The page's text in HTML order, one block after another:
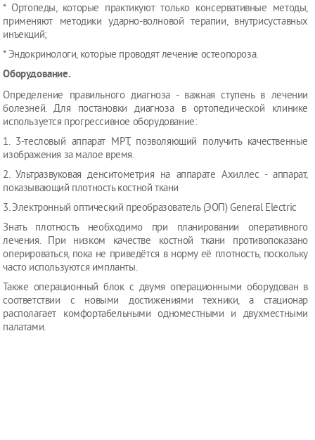
* Ортопеды, которые практикуют только консервативные методы,
применяют методики ударно-волновой терапии, внутрисуставных
инъекций;
* Эндокринологи, которые проводят лечение остеопороза.
Оборудование.
Определение правильного диагноза - важная ступень в лечении
болезней. Для постановки диагноза в ортопедической клинике
используется прогрессивное оборудование:
1. 3-тесловый аппарат МРТ, позволяющий получить качественные
изображения за малое время.
2. Ультразвуковая денситометрия на аппарате Ахиллес - аппарат,
показывающий плотность костной ткани
3. Электронный оптический преобразователь (ЭОП) General Electric
Знать плотность необходимо при планировании оперативного
лечения. При низком качестве костной ткани противопоказано
оперироваться, пока не приведётся в норму её плотность, поскольку
часто используются импланты.
Также операционный блок с двумя операционными оборудован в
соответствии с новыми достижениями техники, а стационар
располагает комфортабельными одноместными и двухместными
палатами.